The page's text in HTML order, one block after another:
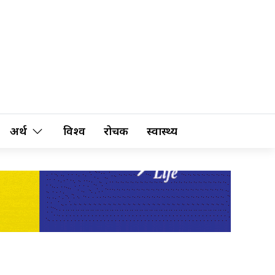
अर्थ विश्व रोचक स्वास्थ्य